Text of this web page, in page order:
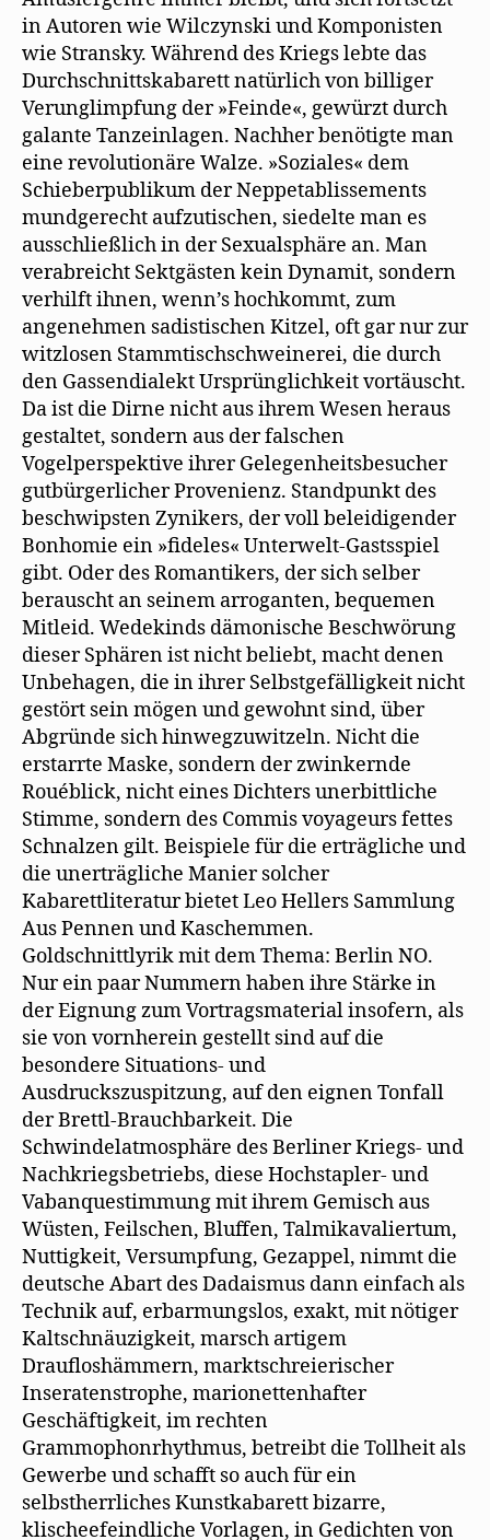
in Autoren wie Wilczynski und Komponisten
wie Stransky. Während des Kriegs lebte das
Durchschnittskabarett natürlich von billiger
Verunglimpfung der »Feinde«, gewürzt durch
galante Tanzeinlagen. Nachher benötigte man
eine revolutionäre Walze. »Soziales« dem
Schieberpublikum der Neppetablissements
mundgerecht aufzutischen, siedelte man es
ausschließlich in der Sexualsphäre an. Man
verabreicht Sektgästen kein Dynamit, sondern
verhilft ihnen, wenn’s hochkommt, zum
angenehmen sadistischen Kitzel, oft gar nur zur
witzlosen Stammtischschweinerei, die durch
den Gassendialekt Ursprünglichkeit vortäuscht.
Da ist die Dirne nicht aus ihrem Wesen heraus
gestaltet, sondern aus der falschen
Vogelperspektive ihrer Gelegenheitsbesucher
gutbürgerlicher Provenienz. Standpunkt des
beschwipsten Zynikers, der voll beleidigender
Bonhomie ein »fideles« Unterwelt-Gastsspiel
gibt. Oder des Romantikers, der sich selber
berauscht an seinem arroganten, bequemen
Mitleid. Wedekinds dämonische Beschwörung
dieser Sphären ist nicht beliebt, macht denen
Unbehagen, die in ihrer Selbstgefälligkeit nicht
gestört sein mögen und gewohnt sind, über
Abgründe sich hinwegzuwitzeln. Nicht die
erstarrte Maske, sondern der zwinkernde
Rouéblick, nicht eines Dichters unerbittliche
Stimme, sondern des Commis voyageurs fettes
Schnalzen gilt. Beispiele für die erträgliche und
die unerträgliche Manier solcher
Kabarettliteratur bietet Leo Hellers Sammlung
Aus Pennen und Kaschemmen.
Goldschnittlyrik mit dem Thema: Berlin NO.
Nur ein paar Nummern haben ihre Stärke in
der Eignung zum Vortragsmaterial insofern, als
sie von vornherein gestellt sind auf die
besondere Situations- und
Ausdruckszuspitzung, auf den eignen Tonfall
der Brettl-Brauchbarkeit. Die
Schwindelatmosphäre des Berliner Kriegs- und
Nachkriegsbetriebs, diese Hochstapler- und
Vabanquestimmung mit ihrem Gemisch aus
Wüsten, Feilschen, Bluffen, Talmikavaliertum,
Nuttigkeit, Versumpfung, Gezappel, nimmt die
deutsche Abart des Dadaismus dann einfach als
Technik auf, erbarmungslos, exakt, mit nötiger
Kaltschnäuzigkeit, marsch artigem
Draufloshämmern, marktschreierischer
Inseratenstrophe, marionettenhafter
Geschäftigkeit, im rechten
Grammophonrhythmus, betreibt die Tollheit als
Gewerbe und schafft so auch für ein
selbstherrliches Kunstkabarett bizarre,
klischeefeindliche Vorlagen, in Gedichten von